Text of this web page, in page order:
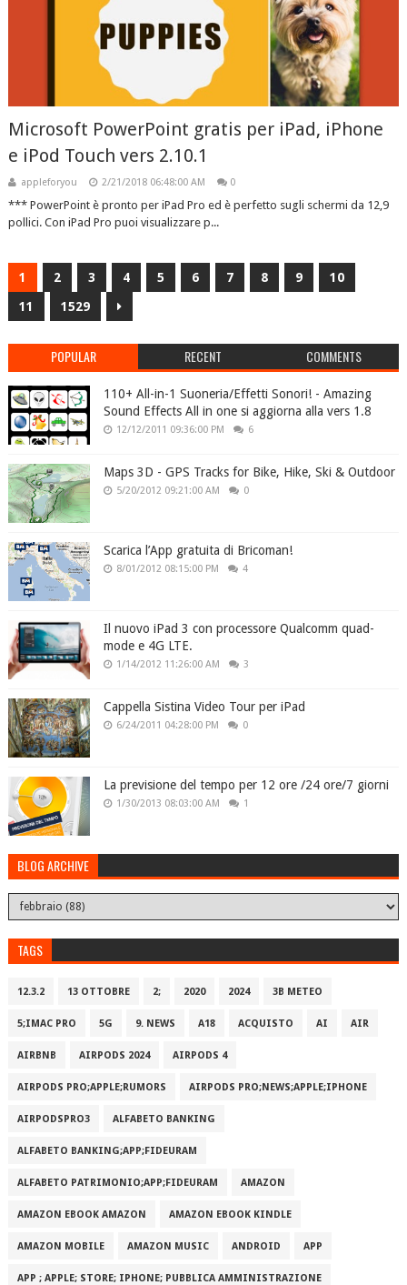
Microsoft PowerPoint gratis per iPad, iPhone
e iPod Touch vers 2.10.1
appleforyou 2/21/2018 06:48:00 AM 0
*** PowerPoint è pronto per iPad Pro ed è perfetto sugli schermi da 12,9
pollici. Con iPad Pro puoi visualizzare p...
1 2 3 4 5 6 7 8 9
10
11
1529
POPULAR RECENT COMMENTS
110+ All-in-1 Suoneria/Effetti Sonori! - Amazing
Sound Effects All in one si aggiorna alla vers 1.8
12/12/2011 09:36:00 PM 6
Maps 3D - GPS Tracks for Bike, Hike, Ski & Outdoor
5/20/2012 09:21:00 AM 0
Scarica l’App gratuita di Bricoman!
8/01/2012 08:15:00 PM 4
Il nuovo iPad 3 con processore Qualcomm quad-
mode e 4G LTE.
1/14/2012 11:26:00 AM 3
Cappella Sistina Video Tour per iPad
6/24/2011 04:28:00 PM 0
La previsione del tempo per 12 ore /24 ore/7 giorni
1/30/2013 08:03:00 AM 1
BLOG ARCHIVE
TAGS
12.3.2 13 OTTOBRE 2; 2020 2024 3B METEO
5;IMAC PRO 5G 9. NEWS A18 ACQUISTO AI AIR
AIRBNB AIRPODS 2024 AIRPODS 4
AIRPODS PRO;APPLE;RUMORS AIRPODS PRO;NEWS;APPLE;IPHONE
AIRPODSPRO3 ALFABETO BANKING
ALFABETO BANKING;APP;FIDEURAM
ALFABETO PATRIMONI‪O‬;APP;FIDEURAM AMAZON
AMAZON EBOOK AMAZON AMAZON EBOOK KINDLE
AMAZON MOBILE AMAZON MUSIC ANDROID APP
APP ; APPLE; STORE; IPHONE; PUBBLICA AMMINISTRAZIONE